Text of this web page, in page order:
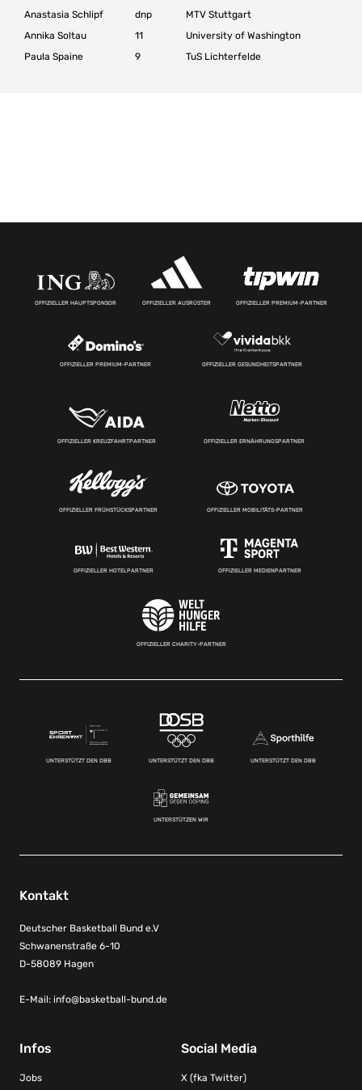
Anastasia Schlipf
dnp
MTV Stuttgart
Annika Soltau
11
University of Washington
Paula Spaine
9 TuS Lichterfelde
OFFIZIELLER HAUPTSPONSOR OFFIZIELLER AUSRÜSTER OFFIZIELLER PREMIUM-PARTNER
OFFIZIELLER PREMIUM-PARTNER OFFIZIELLER GESUNDHEITSPARTNER
OFFIZIELLER KREUZFAHRTPARTNER OFFIZIELLER ERNÄHRUNGSPARTNER
OFFIZIELLER FRÜHSTÜCKSPARTNER OFFIZIELLER MOBILITÄTS-PARTNER
OFFIZIELLER HOTELPARTNER OFFIZIELLER MEDIENPARTNER
OFFIZIELLER CHARITY-PARTNER
UNTERSTÜTZT DEN DBB UNTERSTÜTZT DEN DBB UNTERSTÜTZT DEN DBB
UNTERSTÜTZEN WIR
Kontakt
Deutscher Basketball Bund e.V
Schwanenstraße 6-10
D-58089 Hagen
E-Mail: info@basketball-bund.de
Infos
Jobs
Social Media
X (fka Twitter)